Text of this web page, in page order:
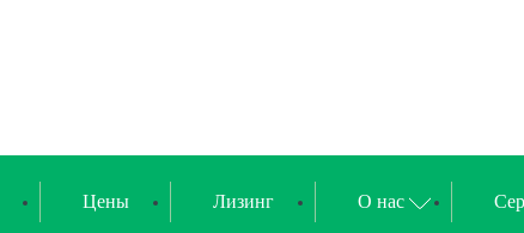
Цены Лизинг О нас